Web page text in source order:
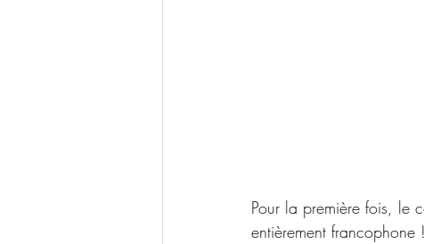
Pour la première fois, le
entièrement francophone